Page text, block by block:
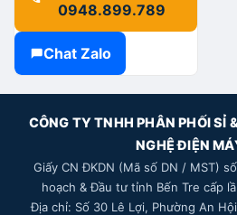
0948.899.789
Chat Zalo
CÔNG TY TNHH PHÂN PHỐI SỈ
NGHỆ ĐIỆN
Giấy CN ĐKDN (Mã số DN / MST) số
hoạch & Đầu tư tỉnh Bến Tre cấp
Địa chỉ: Số 30 Lê Lợi, Phường An